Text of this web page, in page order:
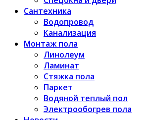
Сантехника
Водопровод
Канализация
Монтаж пола
Линолеум
Ламинат
Стяжка пола
Паркет
Водяной теплый пол
Электрообогрев пола